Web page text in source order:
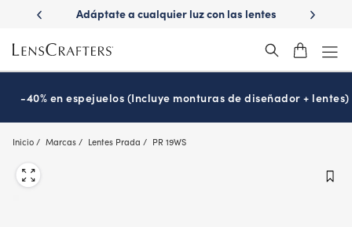
main
content
con
Adáptate a cualquier luz con las lentes
¿Es
-40% en espejuelos (Incluye monturas de diseñador + lentes)
Inicio Marcas Lentes Prada PR 19WS